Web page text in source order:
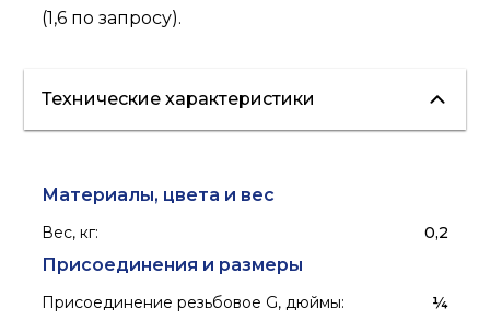
(1,6 по запросу).
Технические характеристики
Материалы, цвета и вес
Вес, кг: 0,2
Присоединения и размеры
Присоединение резьбовое G, дюймы: ¼